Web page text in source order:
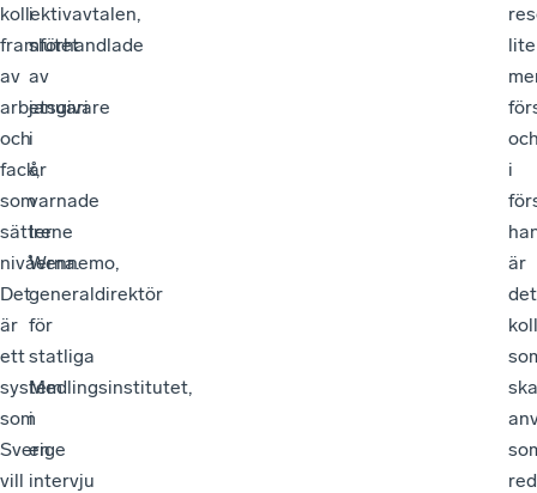
kollektivavtalen,
framförhandlade
av
arbetsgivare
och
fack,
som
sätter
nivåerna.
Det
är
ett
system
som
Sverige
vill
i
slutet
av
januari
i
år
varnade
Irene
Wennemo,
generaldirektör
för
statliga
Medlingsinstitutet,
i
en
intervju
lite
i
är
det
ska